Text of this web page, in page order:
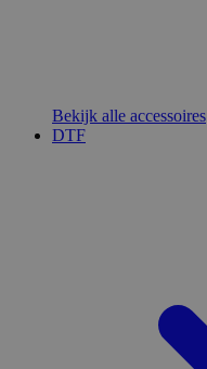
Bekijk alle accessoires
DTF